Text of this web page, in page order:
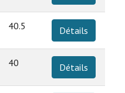
40.5 Détails
40 Détails